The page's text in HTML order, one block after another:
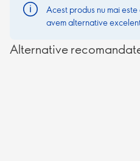
Acest produs nu mai
avem alternative
Alternative